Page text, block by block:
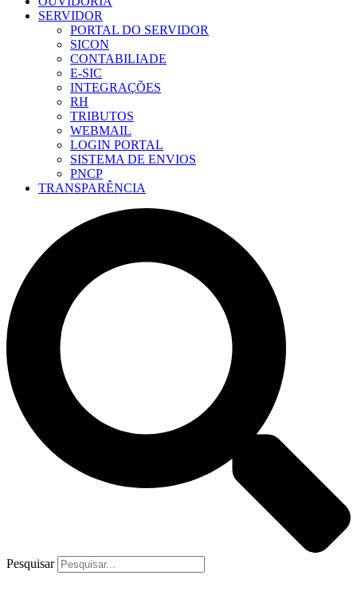
SERVIDOR
PORTAL DO SERVIDOR
SICON
CONTABILIADE
E-SIC
INTEGRAÇÕES
RH
TRIBUTOS
WEBMAIL
LOGIN PORTAL
SISTEMA DE ENVIOS
PNCP
TRANSPARÊNCIA
Pesquisar